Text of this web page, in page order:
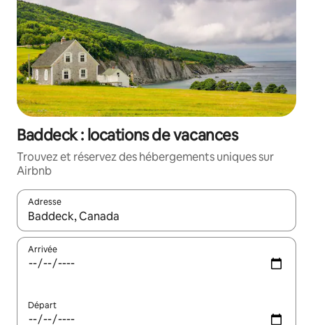
Baddeck : locations de vacances
Trouvez et réservez des hébergements uniques sur
Airbnb
Adresse
Lorsque les résultats s'affichent, utilisez les flèches vers le
Arrivée
Départ